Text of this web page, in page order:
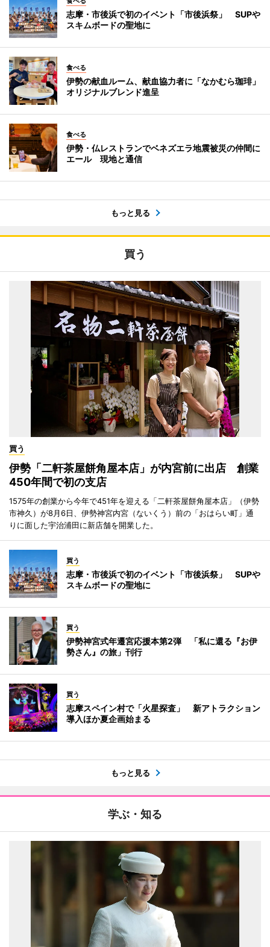
志摩・市後浜で初のイベント「市後浜祭」 SUPや
スキムボードの聖地に
食べる
伊勢の献血ルーム、献血協力者に「なかむら珈琲」
オリジナルブレンド進呈
食べる
伊勢・仏レストランでベネズエラ地震被災の仲間に
エール 現地と通信
もっと見る
買う
買う
伊勢「二軒茶屋餅角屋本店」が内宮前に出店 創業
450年間で初の支店
1575年の創業から今年で451年を迎える「二軒茶屋餅角屋本店」（伊勢
市神久）が8月6日、伊勢神宮内宮（ないくう）前の「おはらい町」通
りに面した宇治浦田に新店舗を開業した。
買う
志摩・市後浜で初のイベント「市後浜祭」 SUPや
スキムボードの聖地に
買う
伊勢神宮式年遷宮応援本第2弾 「私に還る『お伊
勢さん』の旅」刊行
買う
志摩スペイン村で「火星探査」 新アトラクション
導入ほか夏企画始まる
もっと見る
学ぶ・知る